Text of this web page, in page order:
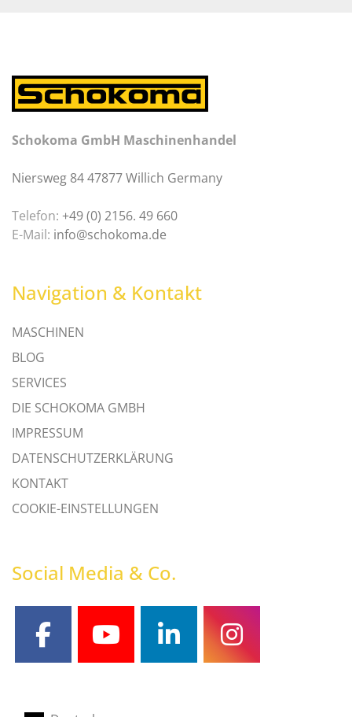
Schokoma GmbH Maschinenhandel
Niersweg 84 47877 Willich Germany
Telefon: +49 (0) 2156. 49 660
E-Mail: info@schokoma.de
Navigation & Kontakt
MASCHINEN
BLOG
SERVICES
DIE SCHOKOMA GMBH
IMPRESSUM
DATENSCHUTZERKLÄRUNG
KONTAKT
COOKIE-EINSTELLUNGEN
Social Media & Co.
facebookyoutubelinkedininstagram